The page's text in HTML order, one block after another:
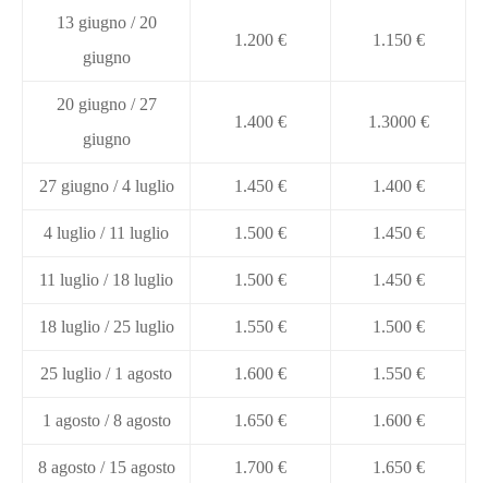
13 giugno / 20
giugno
1.200 € 1.150 €
20 giugno / 27
giugno
1.400 € 1.3000 €
27 giugno / 4 luglio 1.450 € 1.400 €
4 luglio / 11 luglio 1.500 € 1.450 €
11 luglio / 18 luglio 1.500 € 1.450 €
18 luglio / 25 luglio 1.550 € 1.500 €
25 luglio / 1 agosto 1.600 € 1.550 €
1 agosto / 8 agosto 1.650 € 1.600 €
8 agosto / 15 agosto 1.700 € 1.650 €